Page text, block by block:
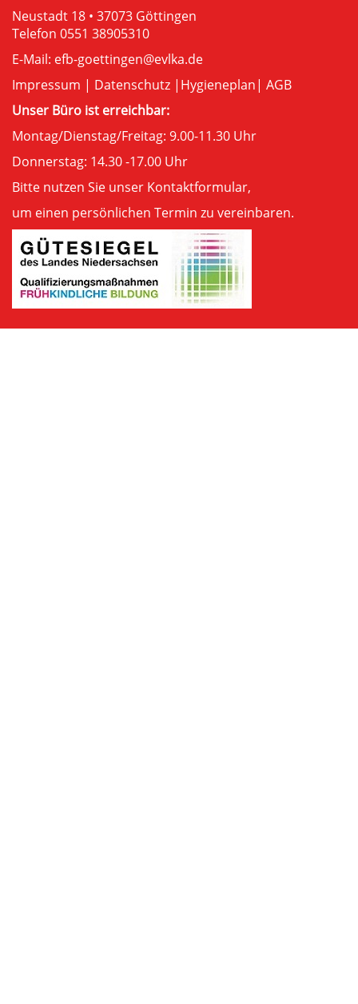
Neustadt 18 • 37073 Göttingen
Telefon 0551 38905310
E-Mail: efb-goettingen@evlka.de
Impressum | Datenschutz | Hygieneplan| AGB
Unser Büro ist erreichbar:
Montag/Dienstag/Freitag: 9.00-11.30 Uhr
Donnerstag: 14.30 -17.00 Uhr
Bitte nutzen Sie unser Kontaktformular,
um einen persönlichen Termin zu vereinbaren.